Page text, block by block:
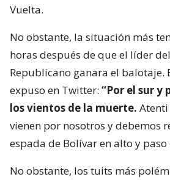
Vuelta.
No obstante, la situación más
horas después de que el líder
Republicano ganara el balotaje.
expuso en Twitter: “Por el sur y
los vientos de la muerte.
vienen por nosotros y debemos
espada de Bolívar en alto y paso
No obstante, los tuits más